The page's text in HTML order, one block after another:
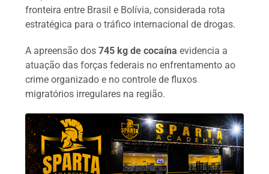
fronteira entre Brasil e Bolívia, considerada rota
estratégica para o tráfico internacional de drogas.
A apreensão dos745 kg de cocaína evidencia a
atuação das forças federais no enfrentamento ao
crime organizado e no controle de fluxos
migratórios irregulares na região.